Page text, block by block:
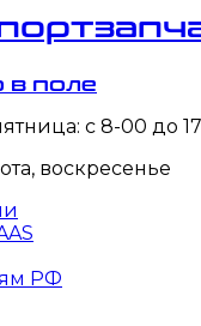
в поле
с 8-00 до
воскресенье
РФ